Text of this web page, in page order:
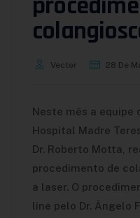
Vector 28 De
Neste mês a equipe
Hospital Madre
Dr. Roberto Motta,
procedimento de
a laser. O
line pelo Dr. Ângelo